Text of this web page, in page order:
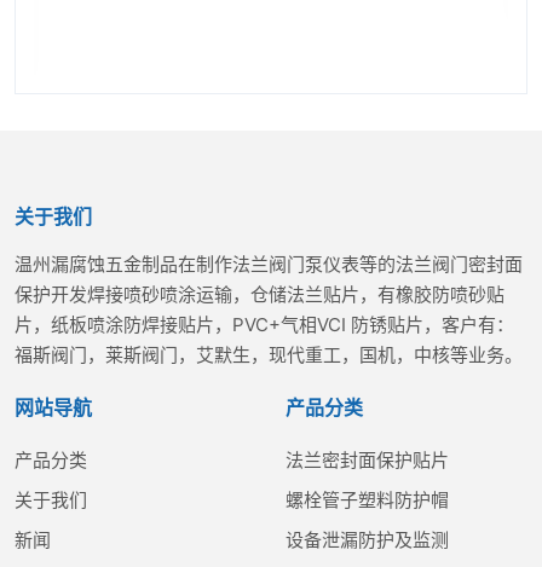
关于我们
温州漏腐蚀五金制品在制作法兰阀门泵仪表等的法兰阀门密封面
保护开发焊接喷砂喷涂运输，仓储法兰贴片，有橡胶防喷砂贴
片，纸板喷涂防焊接贴片，PVC+气相VCI 防锈贴片，客户有：
福斯阀门，莱斯阀门，艾默生，现代重工，国机，中核等业务。
网站导航
产品分类
关于我们
新闻
产品分类
法兰密封面保护贴片
螺栓管子塑料防护帽
设备泄漏防护及监测